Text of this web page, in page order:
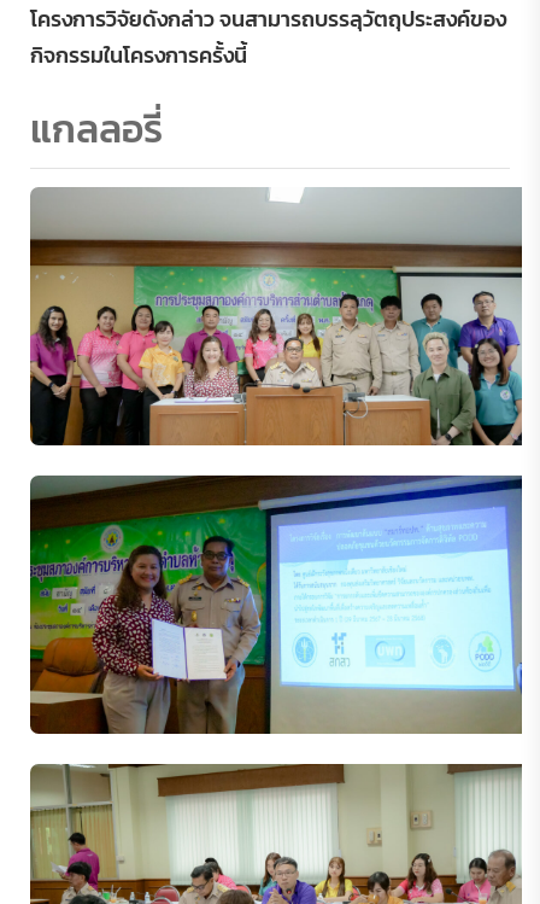
โครงการวิจัยดังกล่าว จนสามารถบรรลุวัตถุประสงค์ของ
กิจกรรมในโครงการครั้งนี้
แกลลอรี่